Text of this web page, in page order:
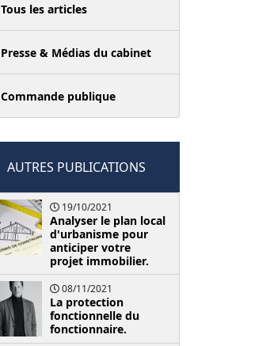
Tous les articles
Presse & Médias du cabinet
Commande publique
AUTRES PUBLICATIONS
19/10/2021
Analyser le plan local
d'urbanisme pour
anticiper votre
projet immobilier.
08/11/2021
La protection
fonctionnelle du
fonctionnaire.